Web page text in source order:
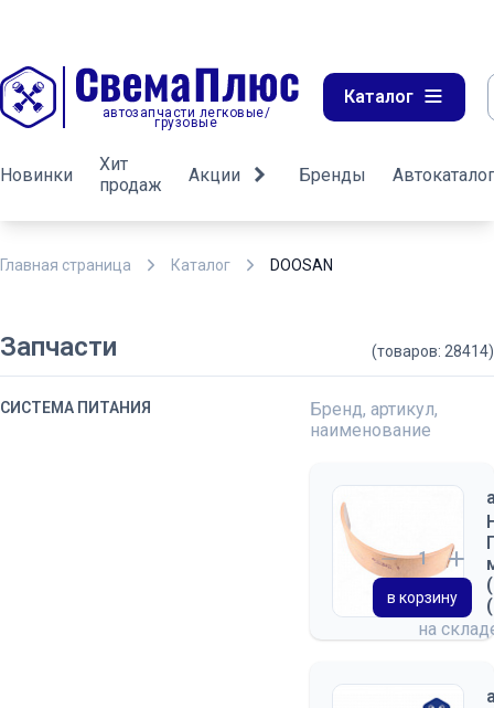
автозапчасти легковые/
грузовые
Каталог
Новинки
Хит
продаж
Акции Бренды Автокаталог
Главная страница Каталог DOOSAN
Запчасти (товаров: 28414)
СИСТЕМА ПИТАНИЯ
Бренд, артикул,
наименование
на
в корзину